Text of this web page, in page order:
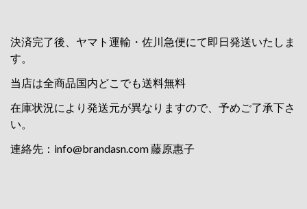
決済完了後、ヤマト運輸・佐川急便にて即日発送いたしま
す。
当店は全商品国内どこでも送料無料
在庫状況により発送元が異なりますので、予めご了承下さ
い。
連絡先： info@brandasn.com藤原惠子